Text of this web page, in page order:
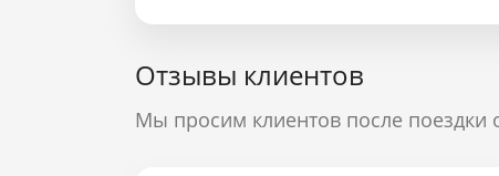
Отзывы клиентов
Мы просим клиентов после поездки